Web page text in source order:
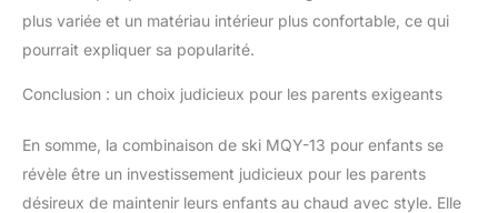
plus variée et un matériau intérieur plus confortable, ce qui
pourrait expliquer sa popularité.
Conclusion : un choix judicieux pour les parents exigeants
En somme, la combinaison de ski MQY-13 pour enfants se
révèle être un investissement judicieux pour les parents
désireux de maintenir leurs enfants au chaud avec style. Elle